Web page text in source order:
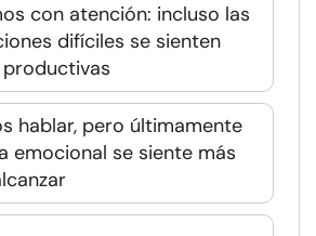
con atención: incluso las
difíciles se sienten
hablar, pero últimamente
emocional se siente más